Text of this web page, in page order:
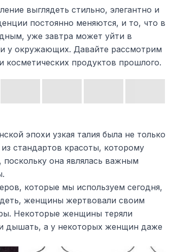
выглядеть стильно, элегантно и
постоянно меняются, и то, что в
уже завтра может уйти в
у окружающих. Давайте рассмотрим
косметических продуктов прошлого.
эпохи узкая талия была не только
стандартов красоты, которому
она являлась важным
которые мы используем сегодня,
женщины жертвовали своим
Некоторые женщины теряли
дышать, а у некоторых женщин даже